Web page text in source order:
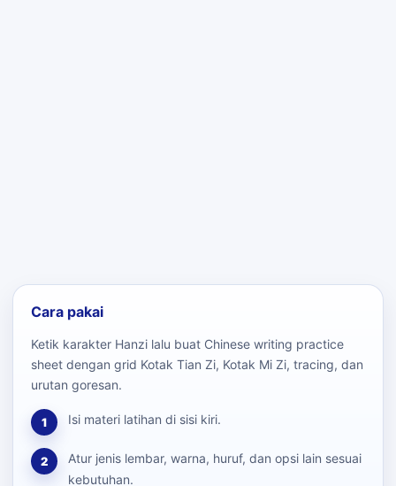
Cara pakai
Ketik karakter Hanzi lalu buat Chinese writing practice
sheet dengan grid Kotak Tian Zi, Kotak Mi Zi, tracing, dan
urutan goresan.
1 Isi materi latihan di sisi kiri.
2
Atur jenis lembar, warna, huruf, dan opsi lain sesuai
kebutuhan.